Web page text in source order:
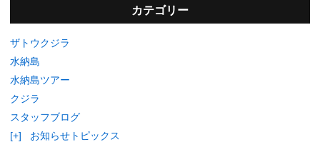
カテゴリー
ザトウクジラ
水納島
水納島ツアー
クジラ
スタッフブログ
[+]
お知らせトピックス